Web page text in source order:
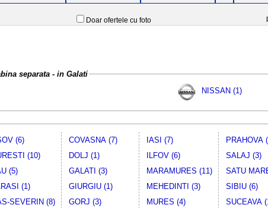
Doar ofertele cu foto
separata - in Galati
NISSAN (1)
(6)
(10)
(5)
(1)
SEVERIN (8)
COVASNA (7)
DOLJ (1)
GALATI (3)
GIURGIU (1)
GORJ (3)
IASI (7)
ILFOV (6)
MARAMURES (11)
MEHEDINTI (3)
MURES (4)
PRAHOVA
SALAJ (3)
SATU
SIBIU (6)
SUCEAVA